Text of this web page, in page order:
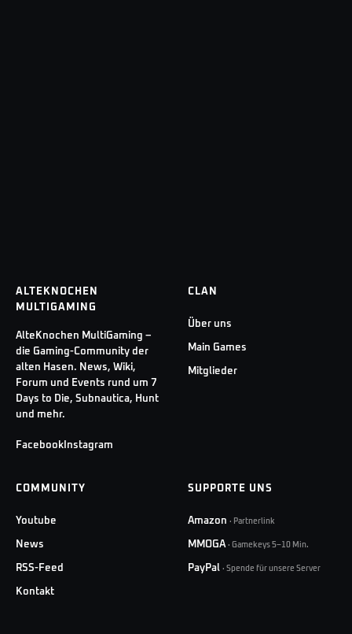
ALTEKNOCHEN
MULTIGAMING
AlteKnochen MultiGaming –
die Gaming-Community der
alten Hasen. News, Wiki,
Forum und Events rund um 7
Days to Die, Subnautica, Hunt
und mehr.
Facebook Instagram
CLAN
Über uns
Main Games
Mitglieder
COMMUNITY
Youtube
News
RSS-Feed
Kontakt
SUPPORTE UNS
Amazon · Partnerlink
MMOGA · Gamekeys 5–10 Min.
PayPal · Spende für unsere Server